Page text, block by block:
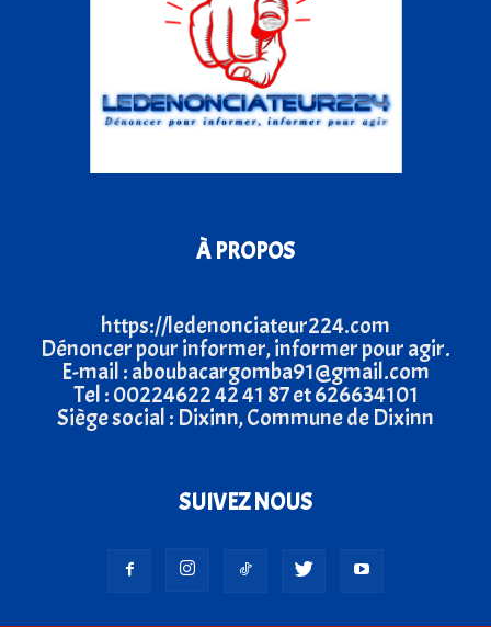
À PROPOS
https://ledenonciateur224.com
Dénoncer pour informer, informer pour agir.
E-mail : aboubacargomba91@gmail.com
Tel : 00224622 42 41 87 et 626634101
Siège social : Dixinn, Commune de Dixinn
SUIVEZ NOUS